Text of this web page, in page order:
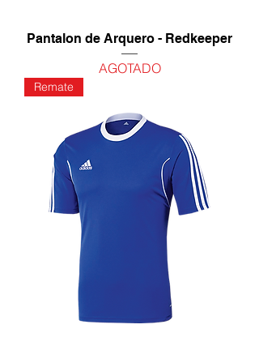
Pantalon de Arquero - Redkeeper
AGOTADO
Remate